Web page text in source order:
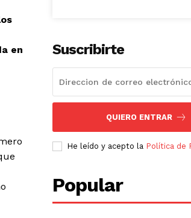
en
Suscribirte
QUIERO ENTRAR
He leído y acepto la Política de
Popular